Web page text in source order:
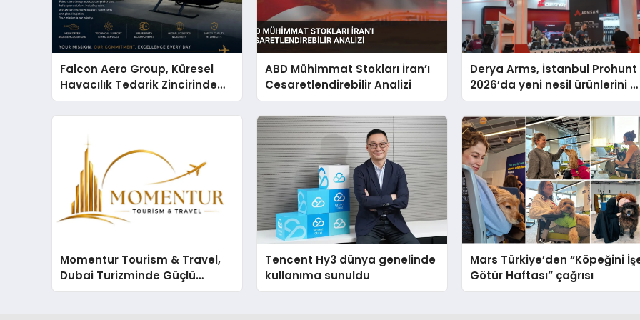
Falcon Aero Group, Küresel
Havacılık Tedarik Zincirinde
Türkiye’den Dünyaya Açılıyor
ABD Mühimmat Stokları İran’ı
Cesaretlendirebilir Analizi
Derya Arms, İstanbul Prohunt
2026’da yeni nesil ürünlerini
global marka vizyonunu
sergiledi
Momentur Tourism & Travel,
Dubai Turizminde Güçlü
Operasyon Ağıyla Fark
Tencent Hy3 dünya genelinde
kullanıma sunuldu
Mars Türkiye’den “Köpeğini
Götür Haftası” çağrısı